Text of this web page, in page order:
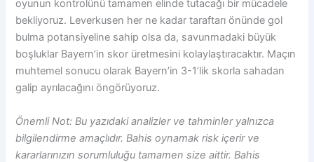
oyunun kontrolünü tamamen elinde tutacağı bir mücadele
bekliyoruz. Leverkusen her ne kadar taraftarı önünde gol
bulma potansiyeline sahip olsa da, savunmadaki büyük
boşluklar Bayern’in skor üretmesini kolaylaştıracaktır. Maçın
muhtemel sonucu olarak Bayern’in 3-1’lik skorla sahadan
galip ayrılacağını öngörüyoruz.
Önemli Not: Bu yazıdaki analizler ve tahminler yalnızca
bilgilendirme amaçlıdır. Bahis oynamak risk içerir ve
kararlarınızın sorumluluğu tamamen size aittir. Bahis